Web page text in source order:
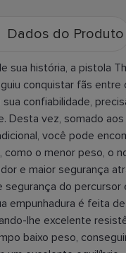
Dados do Produto
sua história, a pistola
conquistar fãs entre
sua confiabilidade,
Desta vez, somado
você pode
como o menor peso, o
e maior segurança
segurança do percursor
empunhadura é feita
lhe excelente
baixo peso,